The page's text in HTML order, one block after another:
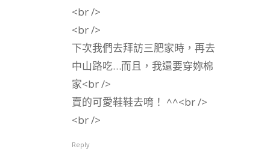
<br />
<br />
下次我們去拜訪三肥家時，再去
中山路吃…而且，我還要穿妳棉
家<br />
賣的可愛鞋鞋去唷！ ^^<br />
<br />
Reply